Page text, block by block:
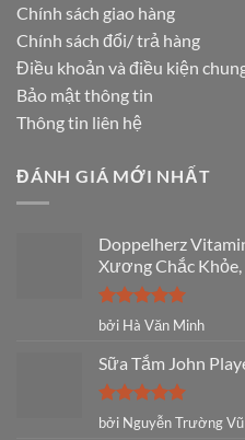
Chính sách giao hàng
Chính sách đổi/ trả hàng
Điều khoản và điều kiện
Bảo mật thông tin
Thông tin liên hệ
ĐÁNH GIÁ MỚI NHẤT
Doppelherz
Xương Chắc Khỏe,
Được xếp
sao
bởi Hà Văn Minh
Sữa Tắm John
Được xếp
hạng
5
bởi Nguyễn Trường Vũ